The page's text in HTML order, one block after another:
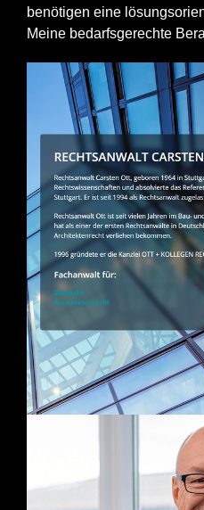
benötigen eine
Meine bedarfsgerechte